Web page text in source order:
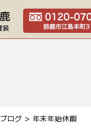
ブログ > 年末年始休暇